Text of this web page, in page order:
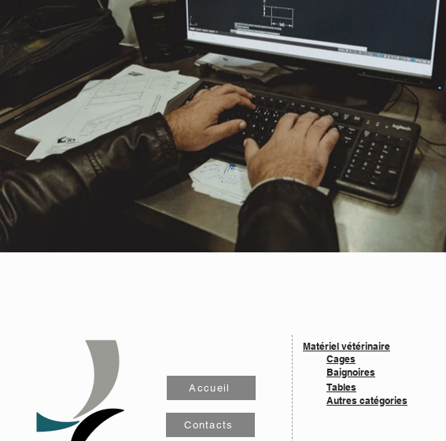
Accueil
Contacts
Matériel vétérinaire
Cages
Baignoires
Tables
Autres catégories